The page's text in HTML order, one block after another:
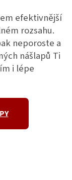
efektivnější
rozsahu.
neporoste a
nášlapů Ti
i lépe